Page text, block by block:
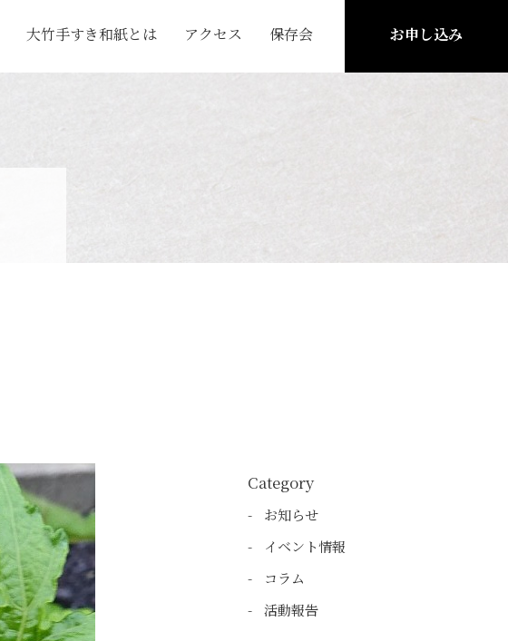
大竹手すき和紙とは
大竹手すき和紙とは
アクセス
保存会
保存会について
お申し込み
Category
お知らせ
イベント情報
コラム
活動報告